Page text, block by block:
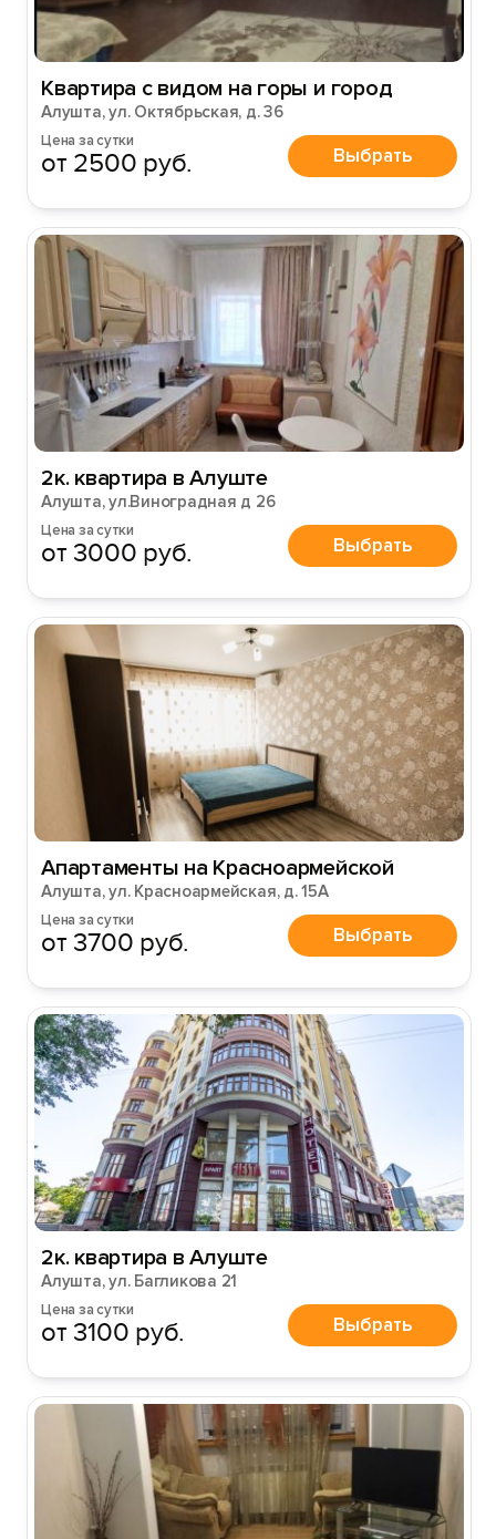
Квартира с видом на горы и город
Алушта, ул. Октябрьская, д. 36
Цена за сутки
от 2500 руб. Выбрать
2к. квартира в Алуште
Алушта, ул.Виноградная д 26
Цена за сутки
от 3000 руб. Выбрать
Апартаменты на Красноармейской
Алушта, ул. Красноармейская, д. 15А
Цена за сутки
от 3700 руб. Выбрать
2к. квартира в Алуште
Алушта, ул. Багликова 21
Цена за сутки
от 3100 руб. Выбрать
Вход на сайт
Войти илиЗарегистрироваться
Войти
Войти с помощью